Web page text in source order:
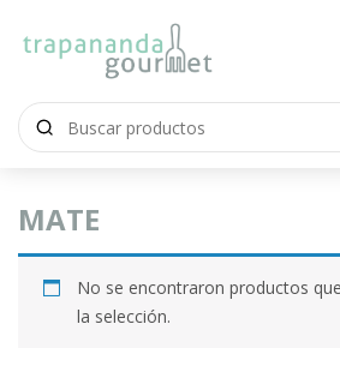
MATE
No se encontraron productos
la selección.